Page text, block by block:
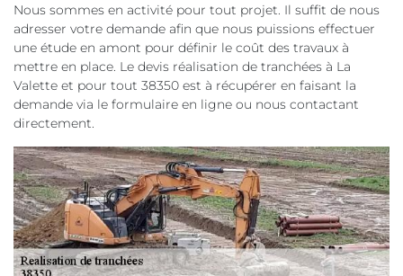
Nous sommes en activité pour tout projet. Il suffit de nous
adresser votre demande afin que nous puissions effectuer
une étude en amont pour définir le coût des travaux à
mettre en place. Le devis réalisation de tranchées à La
Valette et pour tout 38350 est à récupérer en faisant la
demande via le formulaire en ligne ou nous contactant
directement.